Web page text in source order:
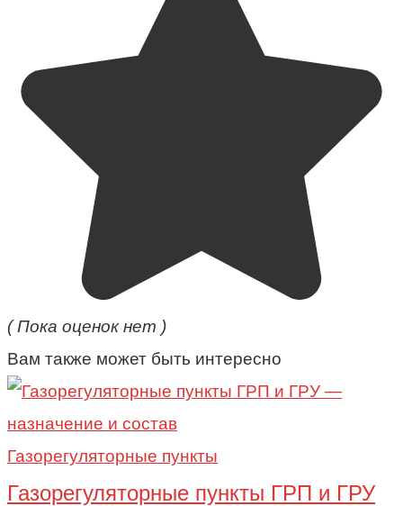
( Пока оценок нет )
Вам также может быть интересно
Газорегуляторные пункты
Газорегуляторные пункты ГРП и ГРУ